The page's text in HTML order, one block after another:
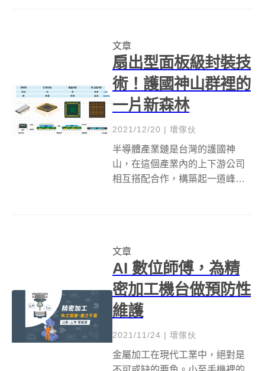
部技術處也以科技專案支持金屬
中心打造出能協助...
文章
扇出型面板級封裝技
術！護國神山群裡的
一片新森林
2021/12/20 | 壞傢伙
半導體產業鏈是台灣的護國神
山，在這個產業內的上下游公司
相互搭配合作，構築起一道峰峰
有一個非常基本的發展軌跡稱為
摩爾定律，有大...
文章
AI 數位師傅，為精
密加工機台做預防性
維護
2021/11/24 | 壞傢伙
金屬加工在現代工業中，絕對是